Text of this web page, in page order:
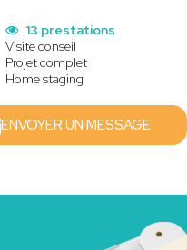
13 prestations
Visite conseil
Projet complet
Home staging
ENVOYER UN MESSAGE